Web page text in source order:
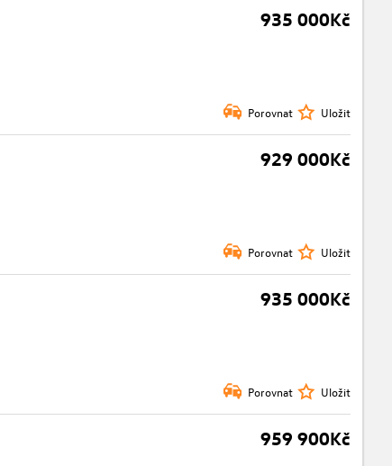
935 000Kč
Porovnat Uložit
929 000Kč
Porovnat Uložit
935 000Kč
Porovnat Uložit
959 900Kč